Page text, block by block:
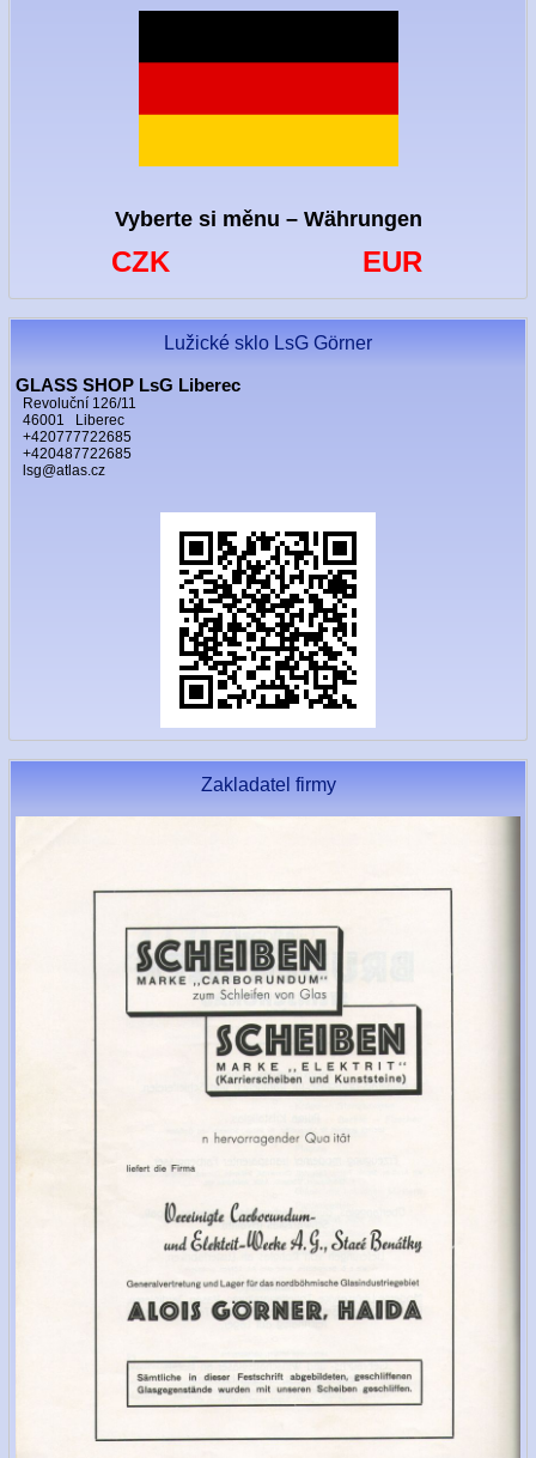
Vyberte si měnu – Währungen
CZK EUR
Lužické sklo LsG Görner
GLASS SHOP LsG Liberec
Revoluční 126/11
46001 Liberec
+420777722685
+420487722685
lsg@atlas.cz
Zakladatel firmy